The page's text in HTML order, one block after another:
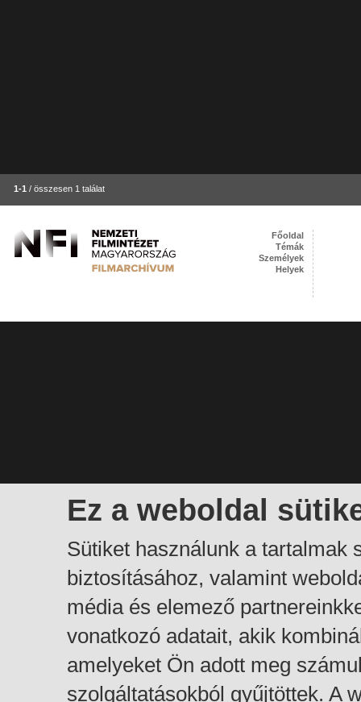
1-1 / összesen 1 találat
Ez a weboldal
Sütiket használunk a tartalmak
biztosításához, valamint
média és elemező
vonatkozó adatait, akik
amelyeket Ön adott meg
szolgáltatásokból gyűjtöttek. A
Főoldal
Témák
Személyek
Helyek